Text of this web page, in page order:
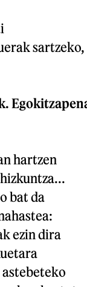
sartzeko,
hartzen
bat da
ezin dira